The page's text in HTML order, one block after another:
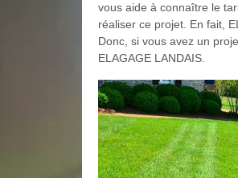
vous aide à connaître le
réaliser ce projet. En fait,
Donc, si vous avez un
ELAGAGE LANDAIS.